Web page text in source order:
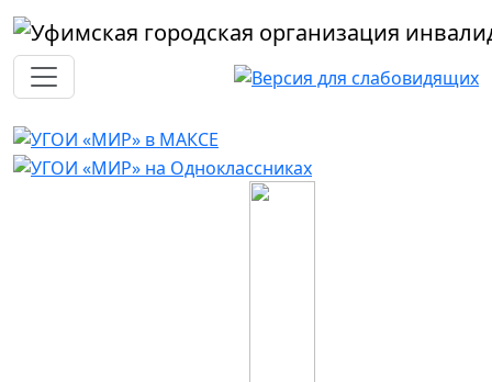
Перейти к основному содержанию